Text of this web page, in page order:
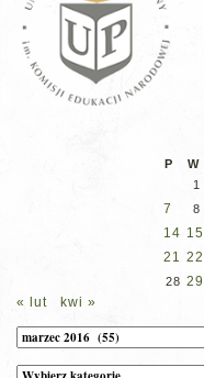
P
W
1
7
8
14 15
21 22
28 29
« lut
kwi »
Archiwum
Kategorie